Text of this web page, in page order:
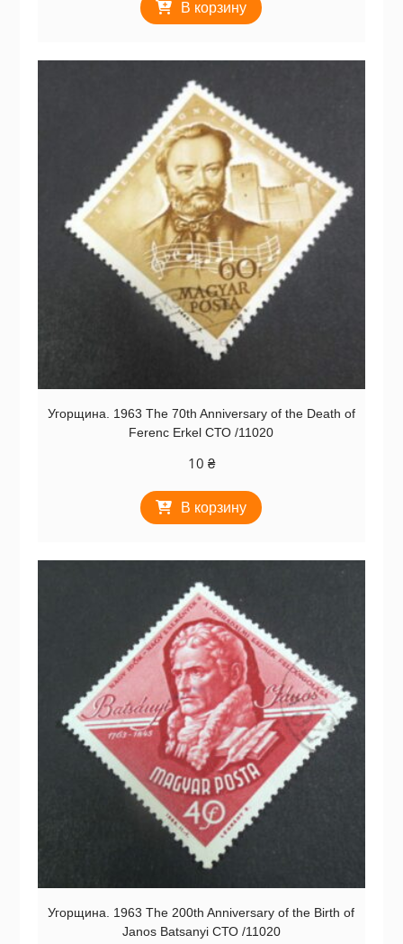
В корзину
Угорщина. 1963 The 70th Anniversary of the Death of
Ferenc Erkel СТО /11020
10 ₴
В корзину
Угорщина. 1963 The 200th Anniversary of the Birth of
Janos Batsanyi СТО /11020